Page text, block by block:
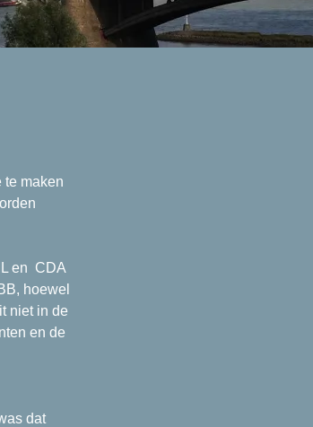
te maken
en CDA
hoewel
niet in de
en de
dat